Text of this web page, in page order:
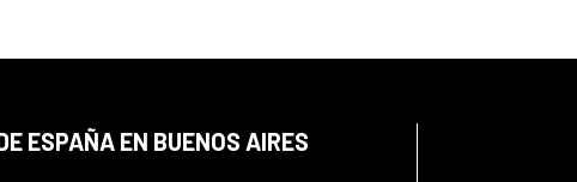
ESPAÑA EN BUENOS AIRES